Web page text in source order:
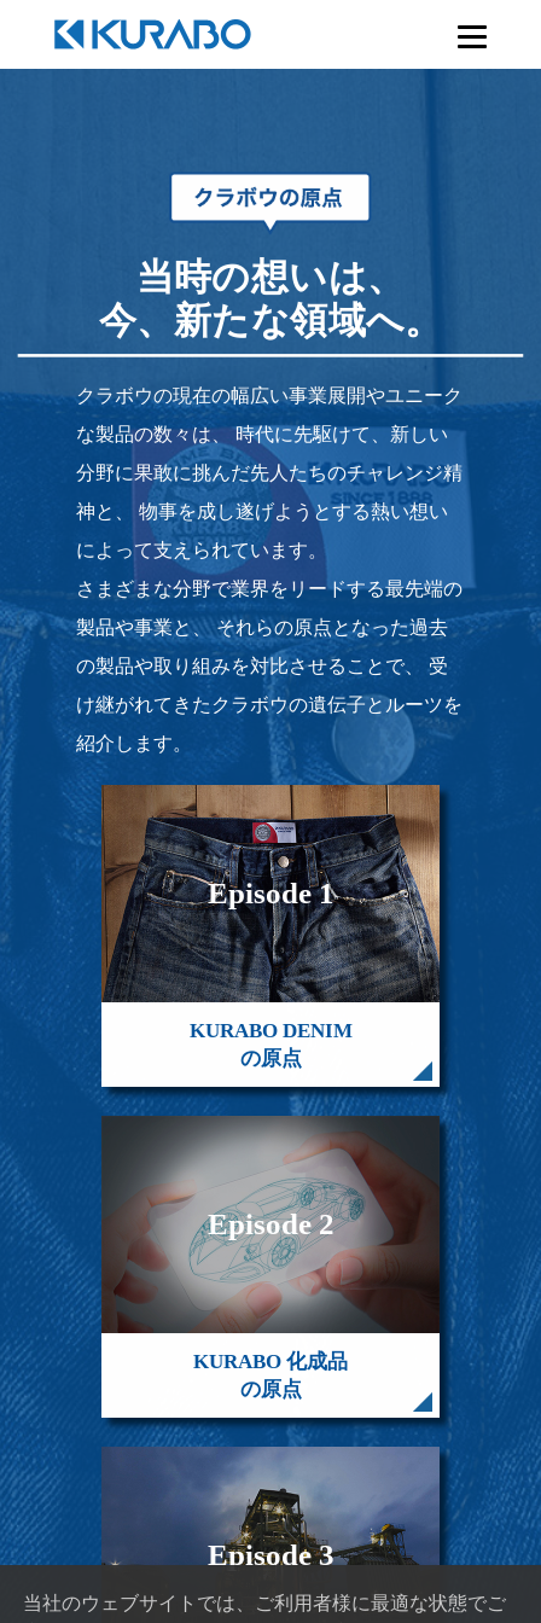
当時の想いは、
今、新たな領域へ。
クラボウの現在の幅広い事業展開やユニーク
な製品の数々は、 時代に先駆けて、新しい
分野に果敢に挑んだ先人たちのチャレンジ精
神と、
物事を成し遂げようとする熱い想い
によって支えられています。
さまざまな分野で業界をリードする最先端の
製品や事業と、それらの原点となった過去
の製品や取り組みを対比させることで、
受
け継がれてきたクラボウの遺伝子とルーツを
紹介します。
Episode 1
KURABO DENIM
の原点
Episode 2
KURABO 化成品
の原点
Episode 3
当社のウェブサイトでは、ご利用者様に最適な状態でご